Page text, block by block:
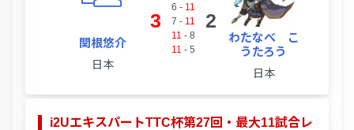
関根悠介
日本
3
6 - 11
7 - 11
11 - 8
11 - 5
2
わたなべ こ
うたろう
日本
i2UエキスパートTTC杯第27回・最大11試合レ